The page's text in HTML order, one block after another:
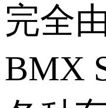
完全
BMX